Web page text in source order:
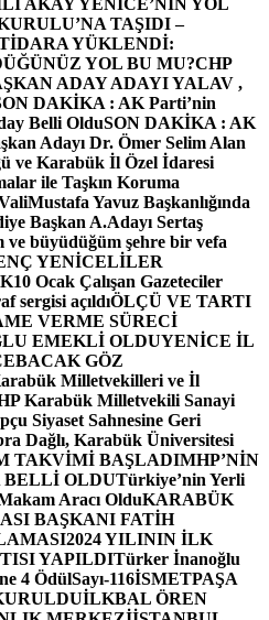
TAŞIDI –
YÜKLENDİ:
YOL BU MU?CHP
ADAY ADAYI YALAV ,
DAKİKA : AK Parti’nin
Belli OlduSON DAKİKA : AK
Adayı Dr. Ömer Selim Alan
ve Karabük İl Özel İdaresi
ile Taşkın Koruma
Yavuz Başkanlığında
Başkan A.Adayı Sertaş
büyüdüğüm şehre bir vefa
YENİCELİLER
10 Ocak Çalışan Gazeteciler
sergisi açıldıÖLÇÜ VE TARTI
VERME SÜRECİ
EMEKLİ OLDUYENİCE İL
GÖZ
Milletvekilleri ve İl
Karabük Milletvekili Sanayi
Siyaset Sahnesine Geri
Dağlı, Karabük Üniversitesi
TAKVİMİ BAŞLADIMHP’NİN
BELLİ OLDUTürkiye’nin Yerli
Aracı OlduKARABÜK
BAŞKANI FATİH
2024 YILININ İLK
YAPILDITürker İnanoğlu
4 ÖdülSayı-116İSMETPAŞA
İLKBAL ÖREN